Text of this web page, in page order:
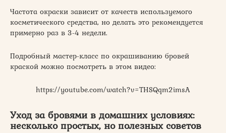
Частота окраски зависит от качеств используемого
косметического средства, но делать это рекомендуется
примерно раз в 3-4 недели.
Подробный мастер-класс по окрашиванию бровей
краской можно посмотреть в этом видео:
https://youtube.com/watch?v=THSQqm2imsA
Уход за бровями в домашних условиях:
несколько простых, но полезных советов